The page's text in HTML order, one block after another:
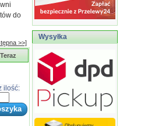
do
>>]
ilość:
Wysyłka